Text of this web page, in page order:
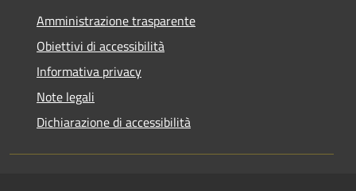
Amministrazione trasparente
Obiettivi di accessibilità
Informativa privacy
Note legali
Dichiarazione di accessibilità